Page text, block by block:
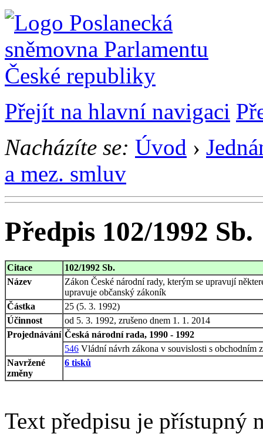
Přejít na hlavní navigaci
Nacházíte se: Úvod ›
a mez. smluv
Předpis 102/1992 Sb.
Citace
102/1992 Sb.
Název
Zákon České národní rady, kterým se upravují
upravuje občanský zákoník
Částka
25 (5. 3. 1992)
Účinnost
od 5. 3. 1992, zrušeno dnem 1. 1. 2014
Projednávání Česká národní rada, 1990 - 1992
546 Vládní návrh zákona v souvislosti s obchodním
Navržené
změny
6 tisků
Text předpisu je přístupný